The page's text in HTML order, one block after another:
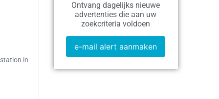
in
Ontvang dagelijks nieuwe
advertenties die aan uw
zoekcriteria voldoen
e-mail alert aanmaken